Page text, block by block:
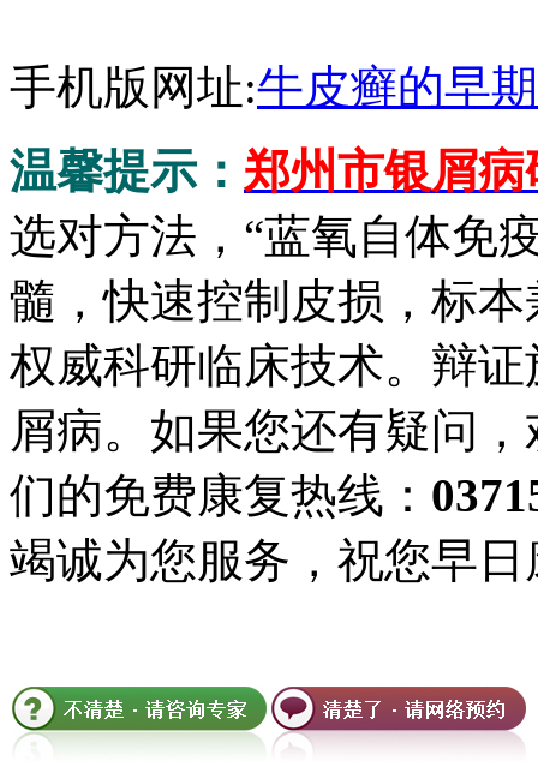
手机版网址:牛皮癣的早
温馨提示： 郑州市银屑病
选对方法，“蓝氧自体免
髓，快速控制皮损，标
权威科研临床技术。辩
屑病。如果您还有疑问
们的免费康复热线：
竭诚为您服务，祝您早日